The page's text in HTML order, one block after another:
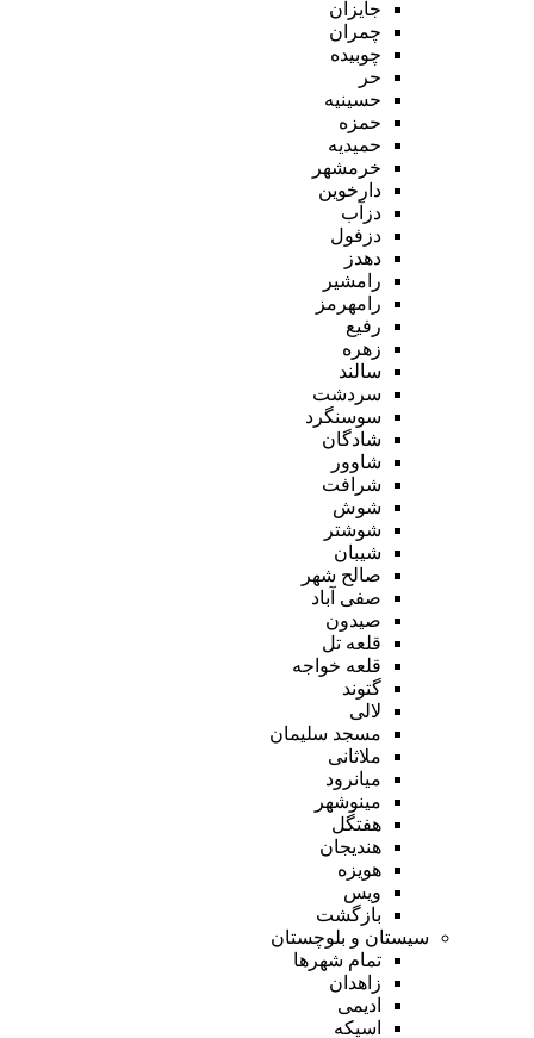
جایزان
چمران
چوبیده
حر
حسینیه
حمزه
حمیدیه
خرمشهر
دارخوین
دزآب
دزفول
دهدز
رامشیر
رامهرمز
رفیع
زهره
سالند
سردشت
سوسنگرد
شادگان
شاوور
شرافت
شوش
شوشتر
شیبان
صالح شهر
صفی آباد
صیدون
قلعه تل
قلعه خواجه
گتوند
لالی
مسجد سلیمان
ملاثانی
میانرود
مینوشهر
هفتگل
هندیجان
هویزه
ویس
بازگشت
سیستان و بلوچستان
تمام شهر‌ها
زاهدان
ادیمی
اسپکه